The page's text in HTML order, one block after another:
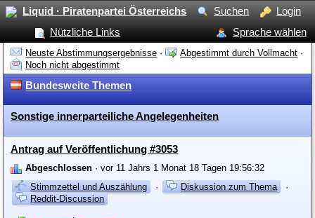
Liquid · Piratenpartei Österreichs Suchen
Login
Nützliche Links
Sprache wählen
Neuste Abstimmungsergebnisse · Abgestimmt durch Vollmacht ·
Noch nicht abgestimmt
Bundesweite Themen
Sonstige innerparteiliche Angelegenheiten
Antrag auf Veröffentlichung #3053
Abgeschlossen · vor 11 Jahrs 1 Monat 18 Tagen 19:56:32
Stimmzettel und Auszählung
· Diskussion zum Thema
·
Reddit-Discussion